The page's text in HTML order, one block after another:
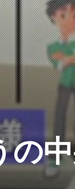
の